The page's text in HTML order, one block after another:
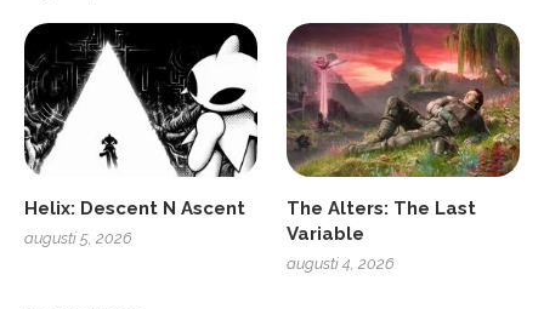
Helix: Descent N Ascent
augusti 5, 2026
The Alters: The Last
Variable
augusti 4, 2026